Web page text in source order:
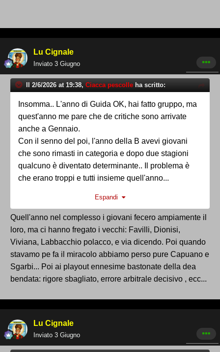
La stagione 2026-2027 di Serie D è pronta ad
entrare nel vivo, almeno sul piano burocratico.
La Lega Nazionale Dilettanti ha già tracciato il
percorso che porterà alla definizione
dell’organico del massimo campionato
dilettantistico nazionale. Al momento non c’è
ancora l’ufficialità
ricalcare fedelmente quello adottato nelle
ultime stagioni.
Iscrizioni al via dal 4
luglio
La prima data cerchiata in rosso è quella di
sabato 4 luglio 2026.
Da quel giorno, e fino a venerdì 10 luglio, le
e dagli adempimenti economici previsti.
Una settimana decisiva per i club, chiamati a
Lu Cignale
Inviato 3 Giugno
Il 2/6/2026 at 19:38, Ciacca pescolle ha scritto:
Insomma.. L'anno di Guida OK, hai fatto gruppo, ma
quest'anno me pare che de critiche sono arrivate
anche a Gennaio.
Con il senno del poi, l'anno della B avevi giovani
che sono rimasti in categoria e dopo due stagioni
qualcuno è diventato determinante.. Il problema è
che erano troppi e tutti insieme quell'anno...
Espandi
Quell'anno nel complesso i giovani fecero ampiamente il
loro, ma ci hanno fregato i vecchi: Favilli, Dionisi,
Viviana, Labbacchio polacco, e via dicendo. Poi quando
stavamo pe fa il miracolo abbiamo perso pure Capuano e
Sgarbi... Poi ai playout ennesime bastonate della dea
bendata: rigore sbagliato, errore arbitrale decisivo , ecc...
Lu Cignale
Inviato 3 Giugno